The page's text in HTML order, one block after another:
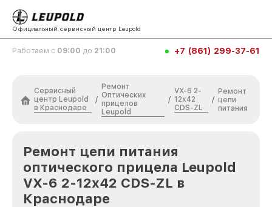
Официальный сервисный центр Leupold
Работаем с 09:00 до 21:00 +7 (861) 299-37-61
Сервисный
центр Leupold
в Краснодаре
/
Ремонт
Оптических
прицелов
Leupold
/
VX-6 2-
12x42
CDS-ZL
/
Ремонт
цепи
питания
Ремонт цепи питания
оптического прицела Leupold
VX-6 2-12x42 CDS-ZL в
Краснодаре